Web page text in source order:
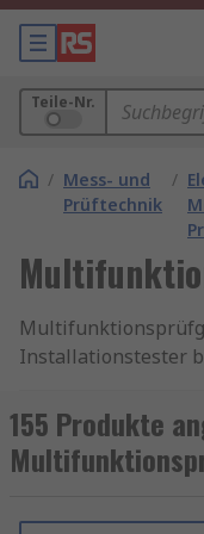
Teile-Nr.
/ Mess- und
Prüftechnik
/
Installationstester
Installationen in
Bereichen. Sie
Erdungswiderstand
zusätzliche
155 Produkte